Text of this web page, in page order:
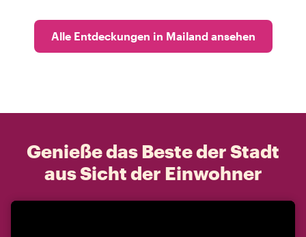
Alle Entdeckungen in Mailand ansehen
Genieße das Beste der Stadt
aus Sicht der Einwohner